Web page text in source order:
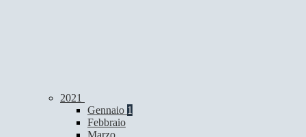
2021
Gennaio 1
Febbraio